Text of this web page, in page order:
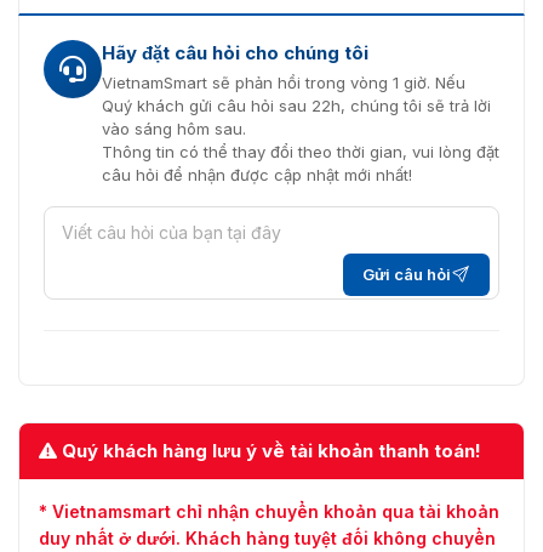
Hãy đặt câu hỏi cho chúng tôi
VietnamSmart sẽ phản hồi trong vòng 1 giờ. Nếu
Quý khách gửi câu hỏi sau 22h, chúng tôi sẽ trả lời
vào sáng hôm sau.
Thông tin có thể thay đổi theo thời gian, vui lòng đặt
câu hỏi để nhận được cập nhật mới nhất!
Gửi câu hỏi
Quý khách hàng lưu ý về tài khoản thanh toán!
* Vietnamsmart chỉ nhận chuyển khoản qua tài khoản
duy nhất ở dưới. Khách hàng tuyệt đối không chuyển